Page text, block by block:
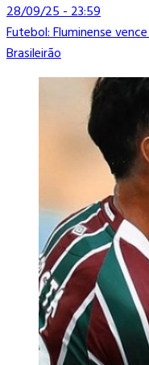
28/09/25 - 23:59
Futebol: Fluminense
Brasileirão